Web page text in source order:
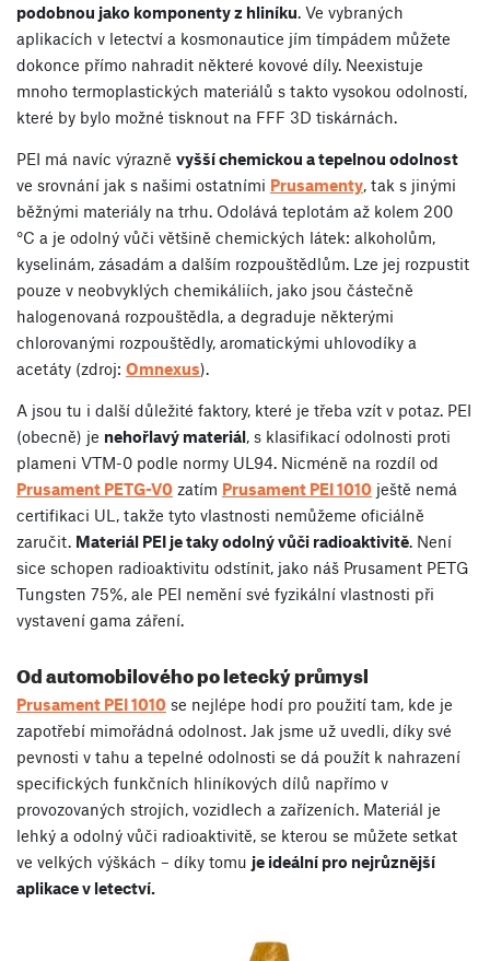
podobnou jako komponenty z hliníku. Ve vybraných
aplikacích v letectví a kosmonautice jím tímpádem můžete
dokonce přímo nahradit některé kovové díly. Neexistuje
mnoho termoplastických materiálů s takto vysokou odolností,
které by bylo možné tisknout na FFF 3D tiskárnách.
PEI má navíc výrazně vyšší chemickou a tepelnou odolnost
ve srovnání jak s našimi ostatními Prusamenty, tak s jinými
běžnými materiály na trhu. Odolává teplotám až kolem 200
°C a je odolný vůči většině chemických látek: alkoholům,
kyselinám, zásadám a dalším rozpouštědlům. Lze jej rozpustit
pouze v neobvyklých chemikáliích, jako jsou částečně
halogenovaná rozpouštědla, a degraduje některými
chlorovanými rozpouštědly, aromatickými uhlovodíky a
acetáty (zdroj: Omnexus).
A jsou tu i další důležité faktory, které je třeba vzít v potaz. PEI
(obecně) je nehořlavý materiál, s klasifikací odolnosti proti
plameni VTM-0 podle normy UL94. Nicméně na rozdíl od
Prusament PETG-V0 zatím Prusament PEI 1010 ještě nemá
certifikaci UL, takže tyto vlastnosti nemůžeme oficiálně
zaručit. Materiál PEI je taky odolný vůči radioaktivitě. Není
sice schopen radioaktivitu odstínit, jako náš Prusament PETG
Tungsten 75%, ale PEI nemění své fyzikální vlastnosti při
vystavení gama záření.
Od automobilového po letecký průmysl
Prusament PEI 1010 se nejlépe hodí pro použití tam, kde je
zapotřebí mimořádná odolnost. Jak jsme už uvedli, díky své
pevnosti v tahu a tepelné odolnosti se dá použít k nahrazení
specifických funkčních hliníkových dílů napřímo v
provozovaných strojích, vozidlech a zařízeních. Materiál je
lehký a odolný vůči radioaktivitě, se kterou se můžete setkat
ve velkých výškách – díky tomu je ideální pro nejrůznější
aplikace v letectví.